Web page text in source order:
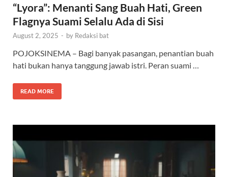
“Lyora”: Menanti Sang Buah Hati, Green
Flagnya Suami Selalu Ada di Sisi
August 2, 2025 - by Redaksi bat
POJOKSINEMA – Bagi banyak pasangan, penantian buah
hati bukan hanya tanggung jawab istri. Peran suami …
READ MORE